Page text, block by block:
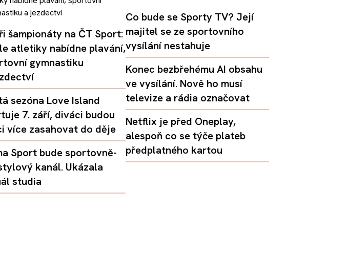
šampionáty na ČT Sport:
atletiky nabídne plavání,
gymnastiku
sezóna Love Island
7. září, diváci budou
více zasahovat do děje
Sport bude sportovně-
kanál. Ukázala
studia
Co bude se Sporty TV? Její
majitel se ze sportovního
vysílání nestahuje
Konec bezbřehému AI obsahu
ve vysílání. Nově ho musí
televize a rádia označovat
Netflix je před Oneplay,
alespoň co se týče plateb
předplatného kartou